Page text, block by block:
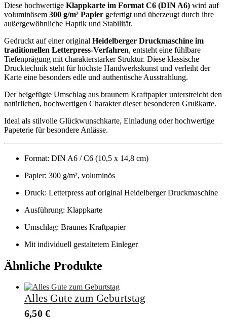
Diese hochwertige Klappkarte im Format C6 (DIN A6) wird auf
voluminösem 300 g/m² Papier gefertigt und überzeugt durch ihre
außergewöhnliche Haptik und Stabilität.
Gedruckt auf einer original Heidelberger Druckmaschine im
traditionellen Letterpress-Verfahren, entsteht eine fühlbare
Tiefenprägung mit charakterstarker Struktur. Diese klassische
Drucktechnik steht für höchste Handwerkskunst und verleiht der
Karte eine besonders edle und authentische Ausstrahlung.
Der beigefügte Umschlag aus braunem Kraftpapier unterstreicht den
natürlichen, hochwertigen Charakter dieser besonderen Grußkarte.
Ideal als stilvolle Glückwunschkarte, Einladung oder hochwertige
Papeterie für besondere Anlässe.
Format: DIN A6 / C6 (10,5 x 14,8 cm)
Papier: 300 g/m², voluminös
Druck: Letterpress auf original Heidelberger Druckmaschine
Ausführung: Klappkarte
Umschlag: Braunes Kraftpapier
Mit individuell gestaltetem Einleger
Ähnliche Produkte
Alles Gute zum Geburtstag
6,50 €